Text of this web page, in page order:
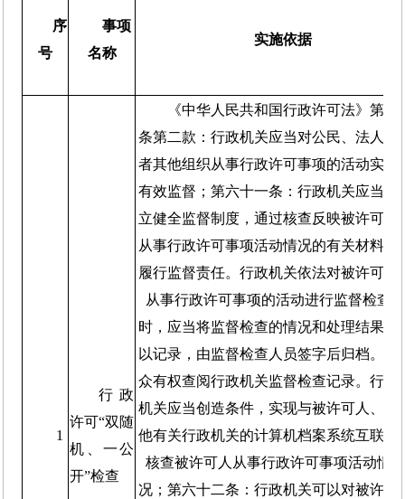
序
号
事项
名称
实施依据
1
行政
许可“双随
机、一公
开”检查
《中华人民共和国行政许可法》第十
条第二款 ：行政机关应当对公民、法人或
者其他组织从事行政许可事项的活动实施
有效监督；第六十一条 ：行政机关应当建
立健全监督制度，通过核查反映被许可人
从事行政许可事项活动情况的有关材料，
履行监督责任。行政机关依法对被许可人
从事行政许可事项的活动进行监督检查
时，应当将监督检查的情况和处理结果予
以记录，由监督检查人员签字后归档。公
众有权查阅行政机关监督检查记录。行政
机关应当创造条件，实现与被许可人、其
他有关行政机关的计算机档案系统互联，
核查被许可人从事行政许可事项活动情
况；第六十二条 ：行政机关可以对被许可